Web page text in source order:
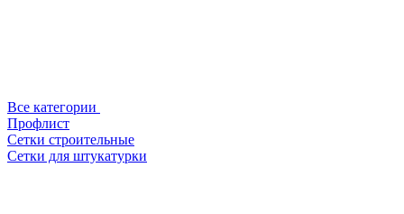
Все категории
Профлист
Сетки строительные
Сетки для штукатурки